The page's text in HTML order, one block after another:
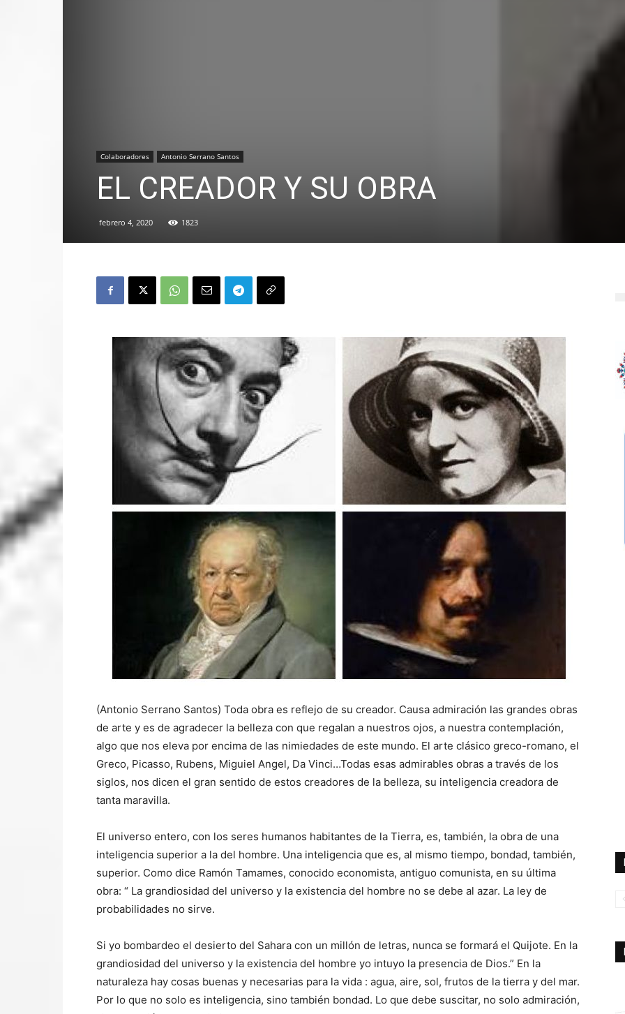
Colaboradores Antonio Serrano Santos
EL CREADOR Y SU OBRA
febrero 4, 2020 1823
(Antonio Serrano Santos) Toda obra es reflejo de su creador. Causa admiración las grandes obras
de arte y es de agradecer la belleza con que regalan a nuestros ojos, a nuestra contemplación,
algo que nos eleva por encima de las nimiedades de este mundo. El arte clásico greco-romano, el
Greco, Picasso, Rubens, Miguiel Angel, Da Vinci…Todas esas admirables obras a través de los
siglos, nos dicen el gran sentido de estos creadores de la belleza, su inteligencia creadora de
tanta maravilla.
El universo entero, con los seres humanos habitantes de la Tierra, es, también, la obra de una
inteligencia superior a la del hombre. Una inteligencia que es, al mismo tiempo, bondad, también,
superior. Como dice Ramón Tamames, conocido economista, antiguo comunista, en su última
obra: “ La grandiosidad del universo y la existencia del hombre no se debe al azar. La ley de
probabilidades no sirve.
Si yo bombardeo el desierto del Sahara con un millón de letras, nunca se formará el Quijote. En la
grandiosidad del universo y la existencia del hombre yo intuyo la presencia de Dios.” En la
naturaleza hay cosas buenas y necesarias para la vida : agua, aire, sol, frutos de la tierra y del mar.
Por lo que no solo es inteligencia, sino también bondad. Lo que debe suscitar, no solo admiración,